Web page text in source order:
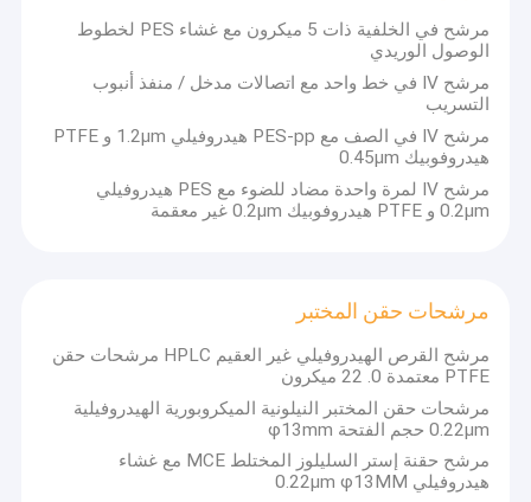
مرشح في الخلفية ذات 5 ميكرون مع غشاء PES لخطوط
الوصول الوريدي
مرشح IV في خط واحد مع اتصالات مدخل / منفذ أنبوب
التسريب
مرشح IV في الصف مع PES-pp هيدروفيلي 1.2μm و PTFE
هيدروفوبيك 0.45μm
مرشح IV لمرة واحدة مضاد للضوء مع PES هيدروفيلي
0.2μm و PTFE هيدروفوبيك 0.2μm غير معقمة
مرشحات حقن المختبر
مرشح القرص الهيدروفيلي غير العقيم HPLC مرشحات حقن
PTFE معتمدة 0. 22 ميكرون
مرشحات حقن المختبر النيلونية الميكروبورية الهيدروفيلية
0.22μm حجم الفتحة φ13mm
مرشح حقنة إستر السليلوز المختلط MCE مع غشاء
هيدروفيلي 0.22μm φ13MM